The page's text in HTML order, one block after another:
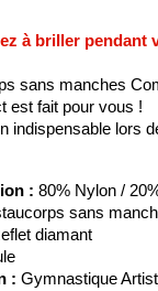
à briller pendant
sans manches
est fait pour vous !
indispensable lors
: 80% Nylon /
sans
diamant
: Gymnastique